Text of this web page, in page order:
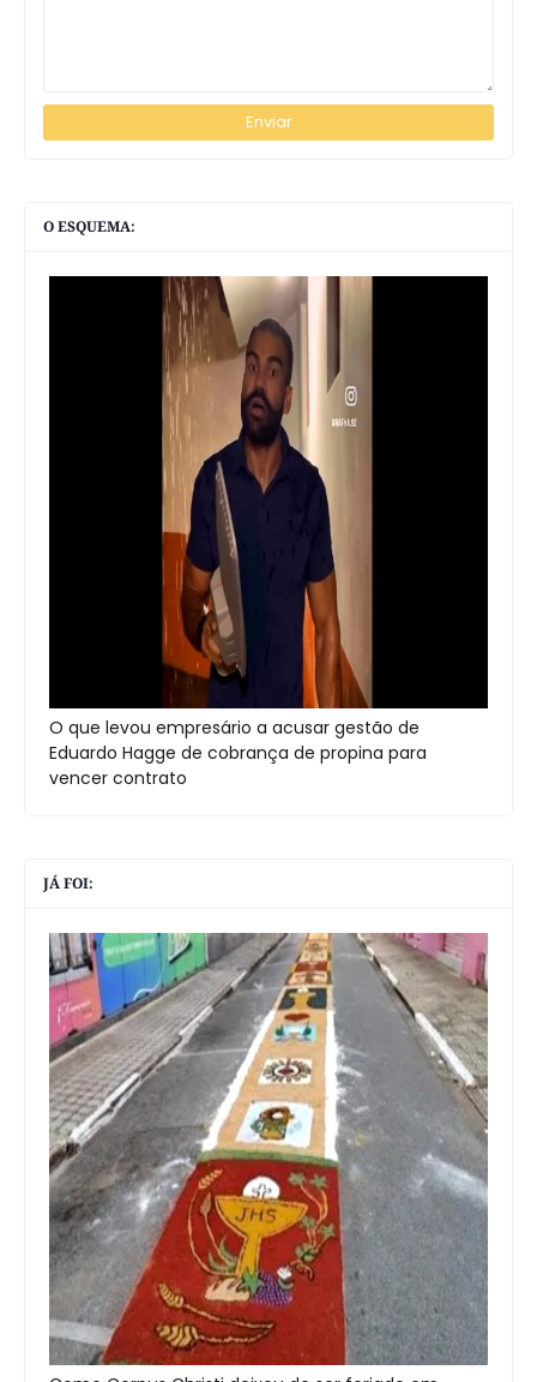
O ESQUEMA:
O que levou empresário a acusar gestão de
Eduardo Hagge de cobrança de propina para
vencer contrato
JÁ FOI: